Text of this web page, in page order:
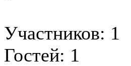
Участников: 1
Гостей: 1